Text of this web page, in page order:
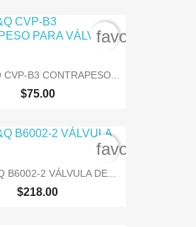
B3 CONTRAPESO...
$75.00
B6002-2 VÁLVULA DE...
$218.00